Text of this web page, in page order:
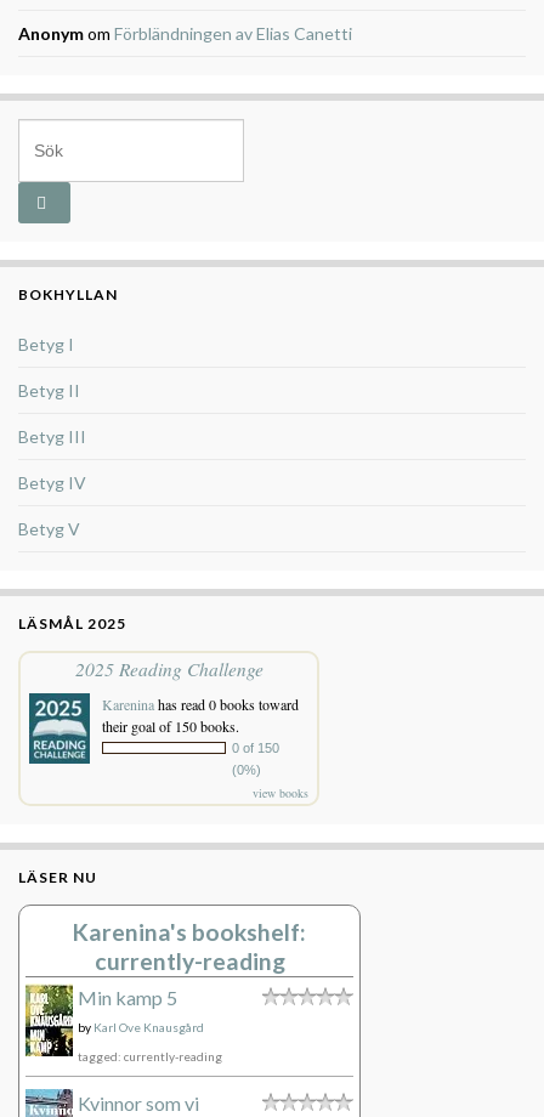
Anonymom Förbländningen av Elias Canetti
BOKHYLLAN
Betyg I
Betyg II
Betyg III
Betyg IV
Betyg V
LÄSMÅL 2025
2025 Reading Challenge
Kareninahas read 0 books toward
their goal of 150 books.
0 of 150
(0%)
view books
LÄSER NU
Karenina's bookshelf:
currently-reading
Min kamp 5
by Karl Ove Knausgård
tagged: currently-reading
Kvinnor som vi